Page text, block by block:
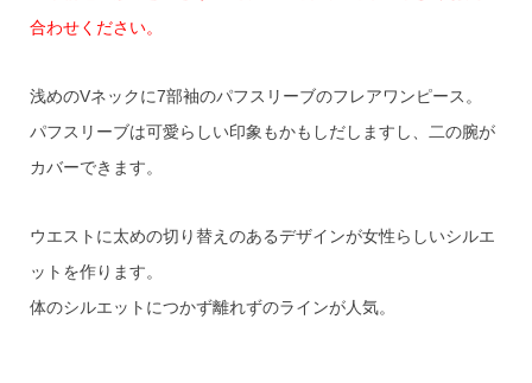
合わせください。
浅めのVネックに7部袖のパフスリーブのフレアワンピース。
パフスリーブは可愛らしい印象もかもしだしますし、二の腕が
カバーできます。
ウエストに太めの切り替えのあるデザインが女性らしいシルエ
ットを作ります。
体のシルエットにつかず離れずのラインが人気。